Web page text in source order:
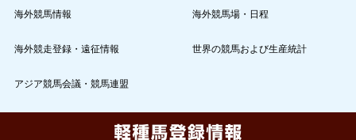
海外競馬情報 海外競馬場・日程
海外競走登録・遠征情報 世界の競馬および生産統計
アジア競馬会議・競馬連盟